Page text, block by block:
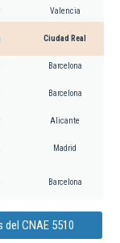
Valencia
Ciudad Real
Barcelona
Barcelona
Alicante
Madrid
Barcelona
del CNAE 5510